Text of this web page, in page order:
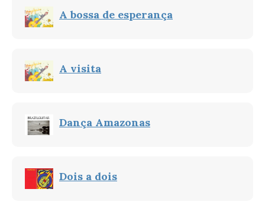
A bossa de esperança
A visita
Dança Amazonas
Dois a dois